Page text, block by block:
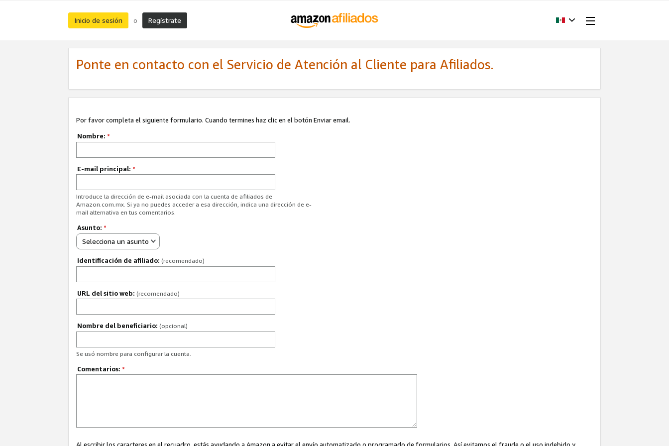
Inicio de sesión o Regístrate
Ponte en contacto con el Servicio de Atención al Cliente para Afiliados.
Por favor completa el siguiente formulario. Cuando termines haz clic en el botón Enviar email.
Nombre: *
E-mail principal: *
Introduce la dirección de e-mail asociada con la cuenta de afiliados de
Amazon.com.mx. Si ya no puedes acceder a esa dirección, indica una dirección de e-
mail alternativa en tus comentarios.
Asunto: *
Selecciona un asunto
Identificación de afiliado: (recomendado)
URL del sitio web: (recomendado)
Nombre del beneficiario: (opcional)
Se usó nombre para configurar la cuenta.
Comentarios: *